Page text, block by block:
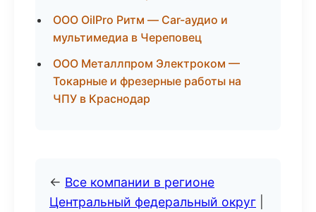
ООО OilPro Ритм — Car-аудио и
мультимедиа в Череповец
ООО Металлпром Электроком —
Токарные и фрезерные работы на
ЧПУ в Краснодар
← Все компании в регионе
Центральный федеральный округ